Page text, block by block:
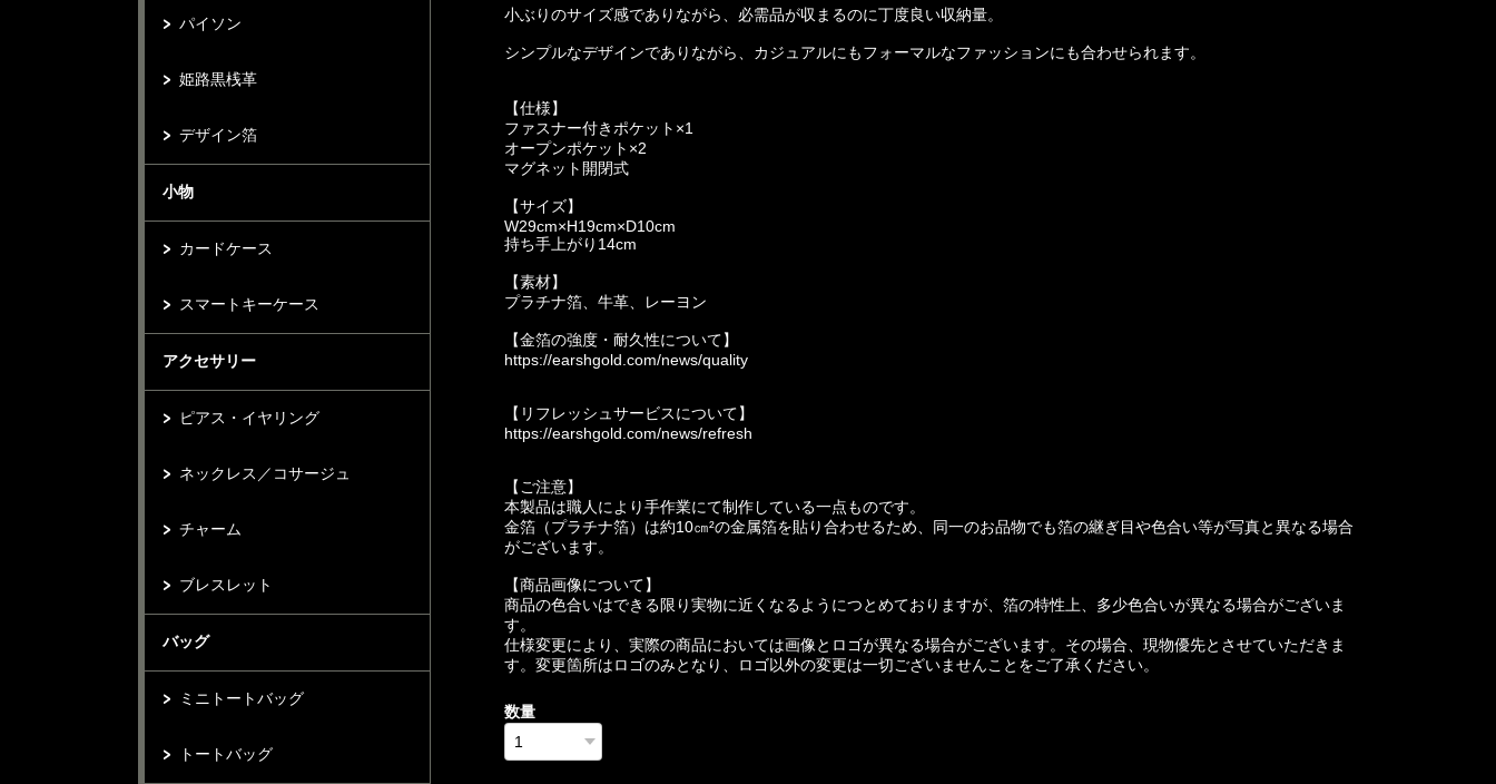
パイソン
姫路黒桟革
デザイン箔
小物
カードケース
スマートキーケース
アクセサリー
ピアス・イヤリング
ネックレス／コサージュ
チャーム
ブレスレット
バッグ
ミニトートバッグ
トートバッグ
小ぶりのサイズ感でありながら、必需品が収まるのに丁度良い収納量。
シンプルなデザインでありながら、カジュアルにもフォーマルなファッションにも合わせられます。
【仕様】
ファスナー付きポケット×1
オープンポケット×2
マグネット開閉式
【サイズ】
W29cm×H19cm×D10cm
持ち手上がり14cm
【素材】
プラチナ箔、牛革、レーヨン
【金箔の強度・耐久性について】
https://earshgold.com/news/quality
【リフレッシュサービスについて】
https://earshgold.com/news/refresh
【ご注意】
本製品は職人により手作業にて制作している一点ものです。
金箔（プラチナ箔）は約10㎝²の金属箔を貼り合わせるため、同一のお品物でも箔の継ぎ目や色合い等が写真と異なる場合
がございます。
【商品画像について】
商品の色合いはできる限り実物に近くなるようにつとめておりますが、箔の特性上、多少色合いが異なる場合がございま
す。
仕様変更により、実際の商品においては画像とロゴが異なる場合がございます。その場合、現物優先とさせていただきま
す。変更箇所はロゴのみとなり、ロゴ以外の変更は一切ございませんことをご了承ください。
数量